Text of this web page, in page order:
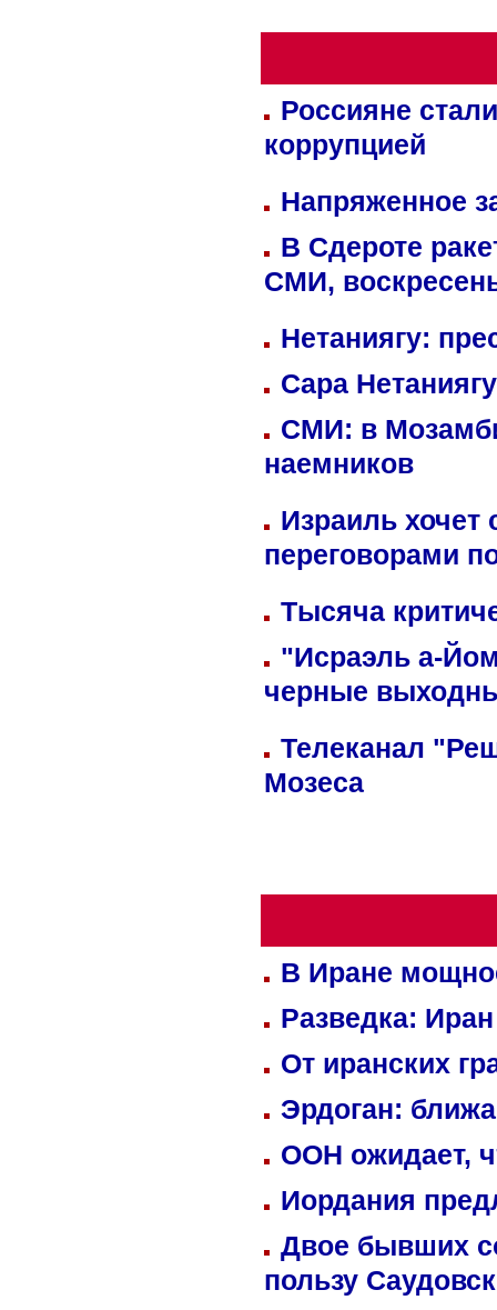
Россияне
коррупцией
Напряженное
В Сдероте
СМИ,
Нетаниягу:
Сара
СМИ: в
наемников
Израиль хочет
переговорами
Тысяча
"Исраэль а-
черные
Телеканал
Мозеса
В Иране
Разведка:
От иранских
Эрдоган:
ООН ожидает,
Иордания
Двое бывших
пользу